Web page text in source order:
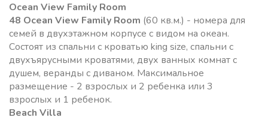
Ocean View Family Room
48 Ocean View Family Room (60 кв.м.) - номера для
семей в двухэтажном корпусе с видом на океан.
Состоят из спальни с кроватью king size, спальни с
двухъярусными кроватями, двух ванных комнат с
душем, веранды с диваном. Максимальное
размещение - 2 взрослых и 2 ребенка или 3
взрослых и 1 ребенок.
Beach Villa